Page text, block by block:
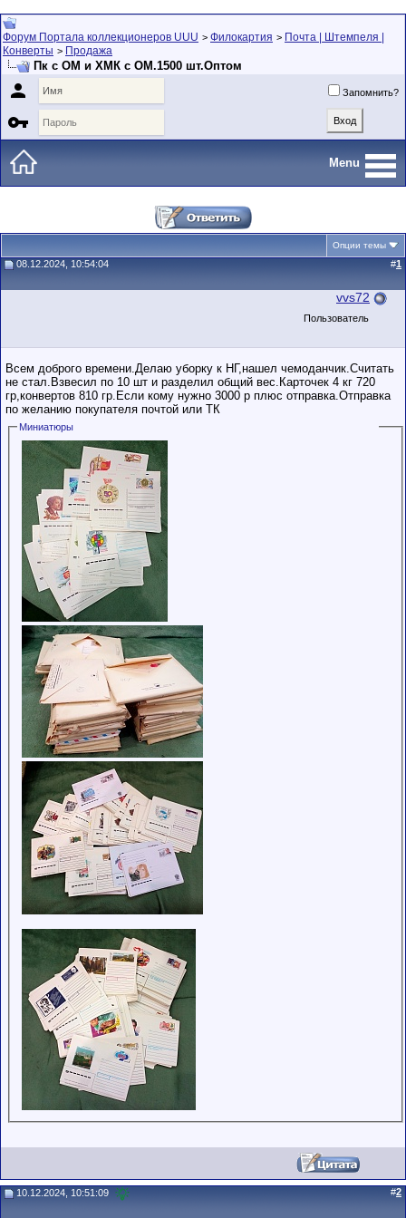
Форум Портала коллекционеров UUU > Филокартия > Почта | Штемпеля |
Конверты > Продажа
Пк с ОМ и ХМК с ОМ.1500 шт.Оптом
 Запомнить?

Menu
Опции темы
08.12.2024, 10:54:04 #1
vvs72
Пользователь
Всем доброго времени.Делаю уборку к НГ,нашел чемоданчик.Считать
не стал.Взвесил по 10 шт и разделил общий вес.Карточек 4 кг 720
гр,конвертов 810 гр.Если кому нужно 3000 р плюс отправка.Отправка
по желанию покупателя почтой или ТК
Миниатюры
10.12.2024, 10:51:09 #2